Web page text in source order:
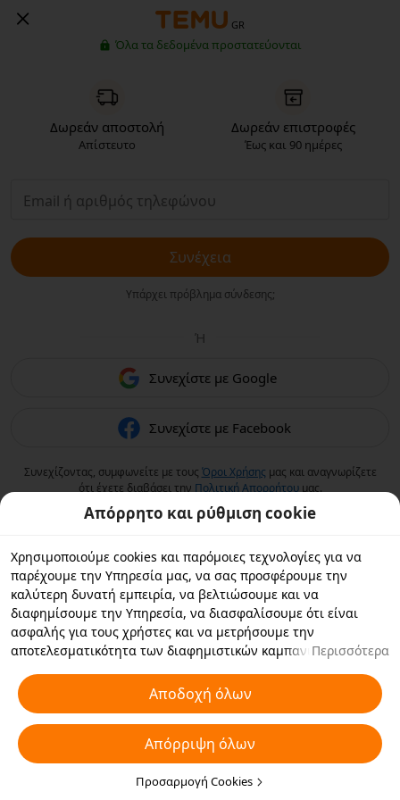
GR
Όλα τα δεδομένα προστατεύονται
Δωρεάν αποστολή
Απίστευτο
Δωρεάν επιστροφές
Έως και 90 ημέρες
Συνέχεια
Υπάρχει πρόβλημα σύνδεσης;
Ή
Συνεχίστε με Google
Συνεχίστε με Facebook
Συνεχίζοντας, συμφωνείτε με τους Όροι Χρήσης μας και αναγνωρίζετε
ότι έχετε διαβάσει την Πολιτική Aπορρήτουμας.
Απόρρητο και ρύθμιση cookie
Χρησιμοποιούμε cookies και παρόμοιες τεχνολογίες για να
παρέχουμε την Υπηρεσία μας, να σας προσφέρουμε την
καλύτερη δυνατή εμπειρία, να βελτιώσουμε και να
διαφημίσουμε την Υπηρεσία, να διασφαλίσουμε ότι είναι
ασφαλής για τους χρήστες και να μετρήσουμε την
αποτελεσματικότητα των διαφημιστικών καμπανιών. Εάν
συνεργάτες με τους οποίους συνεργαζόμαστε να αποθηκεύουν
cookies και παρόμοιες τεχνολογίες στη συσκευή σας για
διαφημιστικούς σκοπούς. Μπορείτε επίσης να κάνετε
"Απόρριψη όλων" για τα μη απαραίτητα cookie ή να επιλέξετε
ποιους τύπους cookies θέλετε να αποδεχτείτε ή να
απενεργοποιήσετε κάνοντας κλικ στην επιλογή "Προσαρμογή
Περισσότερα
Αποδοχή όλων
Απόρριψη όλων
Προσαρμογή Cookies